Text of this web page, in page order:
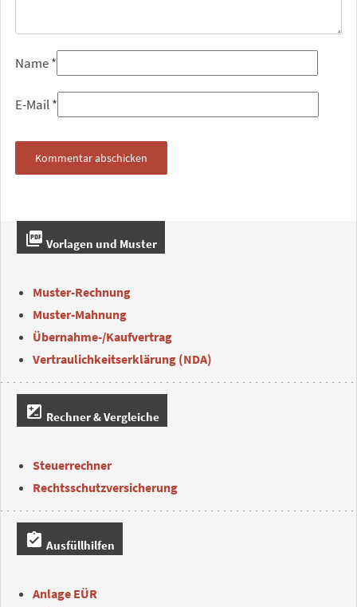
Name*
E-Mail*
picture_as_pdf Vorlagen und Muster
Muster-Rechnung
Muster-Mahnung
Übernahme-/Kaufvertrag
Vertraulichkeitserklärung (NDA)
iso Rechner & Vergleiche
Steuerrechner
Rechtsschutzversicherung
assignment_turned_in Ausfüllhilfen
Anlage EÜR